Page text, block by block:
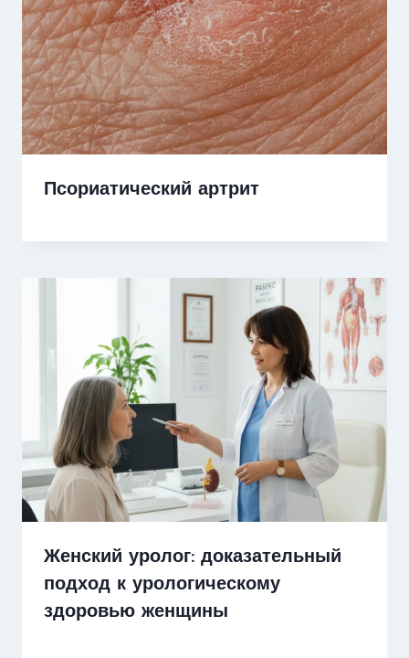
Псориатический артрит
Женский уролог: доказательный
подход к урологическому
здоровью женщины